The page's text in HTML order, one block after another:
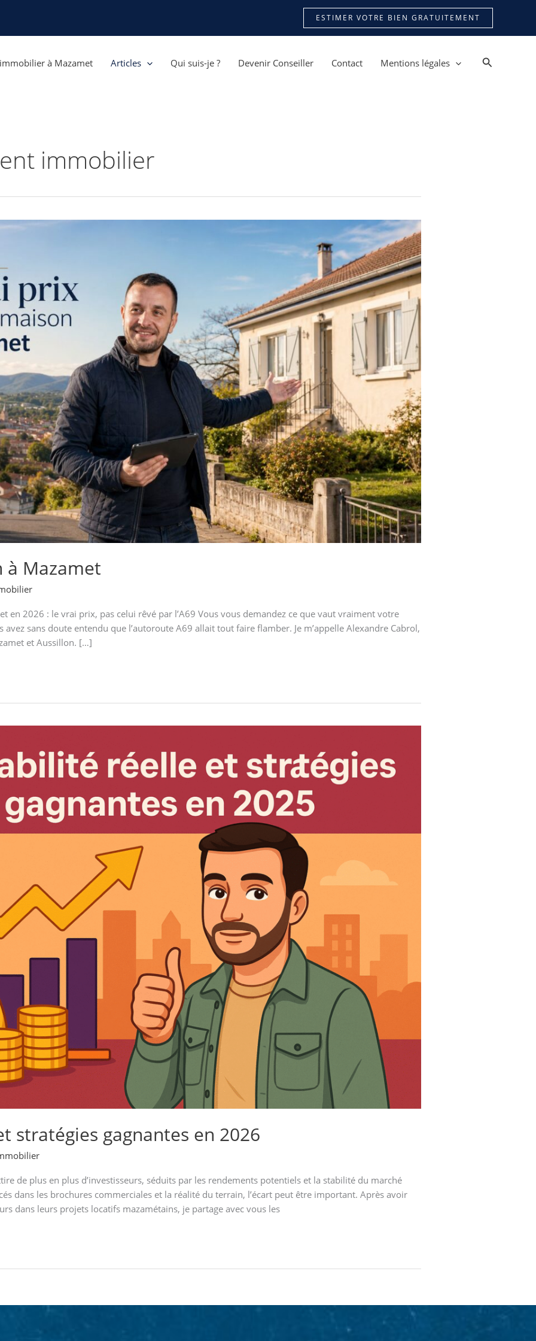
ESTIMER VOTRE BIEN GRATUITEMENT
à Mazamet Articles Qui suis-je ? Devenir Conseiller Contact Mentions légales
immobilier
à Mazamet
en 2026 : le vrai prix, pas celui rêvé par l’A69 Vous vous demandez ce que vaut vraiment votre
avez sans doute entendu que l’autoroute A69 allait tout faire flamber. Je m’appelle Alexandre Cabrol,
et Aussillon. […]
stratégies gagnantes en 2026
de plus en plus d’investisseurs, séduits par les rendements potentiels et la stabilité du marché
dans les brochures commerciales et la réalité du terrain, l’écart peut être important. Après avoir
dans leurs projets locatifs mazamétains, je partage avec vous les